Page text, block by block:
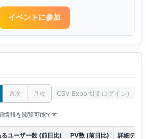
イベントに参加
週次 月次 CSV Export(要ログイン)
情報を閲覧可能です
るユーザー数 (前日比) PV数 (前日比) 詳細デー